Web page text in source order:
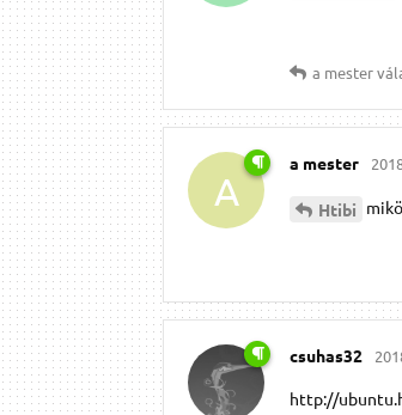
a mester
A
a mester
Htibi
csuhas32
http://